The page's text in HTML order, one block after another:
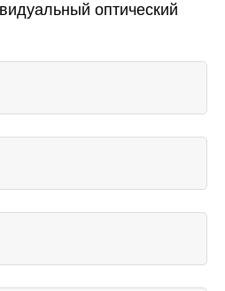
оптический